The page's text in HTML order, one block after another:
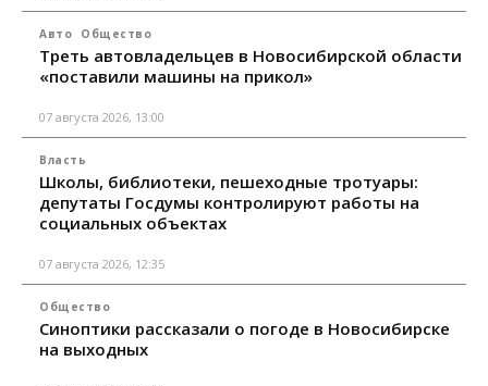
Авто Общество
Треть автовладельцев в Новосибирской области
«поставили машины на прикол»
07 августа 2026, 13:00
Власть
Школы, библиотеки, пешеходные тротуары:
депутаты Госдумы контролируют работы на
социальных объектах
07 августа 2026, 12:35
Общество
Синоптики рассказали о погоде в Новосибирске
на выходных